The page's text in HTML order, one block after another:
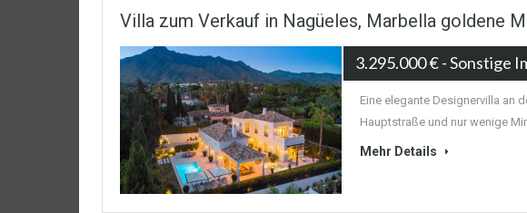
Villa zum Verkauf in Nagüeles, Marbella goldene
3.295.000 €- Sonstige
Eine elegante Designervilla an
Hauptstraße und nur wenige
Mehr Details